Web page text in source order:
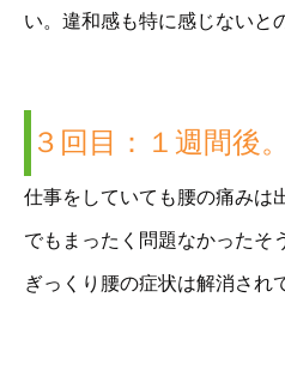
い。違和感も特に感じないと
３回目：１週間後。
仕事をしていても腰の痛みは
でもまったく問題なかったそ
ぎっくり腰の症状は解消され